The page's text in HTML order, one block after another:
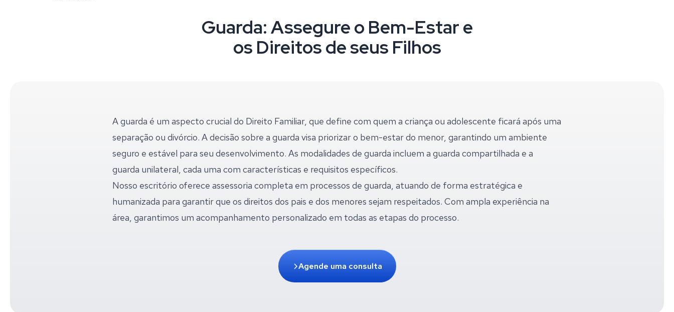
Guarda: Assegure o Bem-Estar e
os Direitos de seus Filhos
A guarda é um aspecto crucial do Direito Familiar, que define com quem a criança ou adolescente ficará após uma
separação ou divórcio. A decisão sobre a guarda visa priorizar o bem-estar do menor, garantindo um ambiente
seguro e estável para seu desenvolvimento. As modalidades de guarda incluem a guarda compartilhada e a
guarda unilateral, cada uma com características e requisitos específicos.
Nosso escritório oferece assessoria completa em processos de guarda, atuando de forma estratégica e
humanizada para garantir que os direitos dos pais e dos menores sejam respeitados. Com ampla experiência na
área, garantimos um acompanhamento personalizado em todas as etapas do processo.
Agende uma consulta